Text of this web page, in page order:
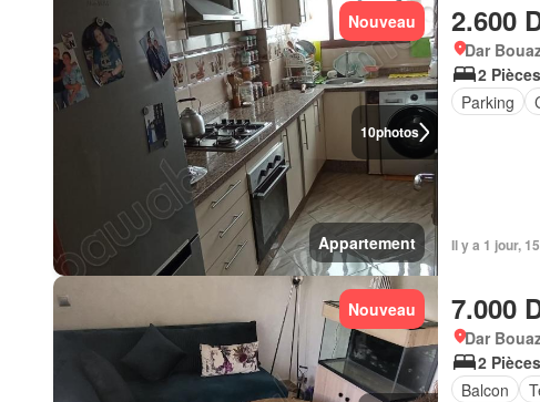
10photos
Nouveau
Appartement
2.600
Dar
2 Pièces
Parking
Il y a 1 jour,
Nouveau 7.000
Dar
2 Pièces
Balcon